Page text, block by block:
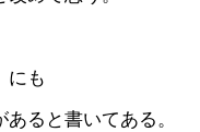
にも
ると書いてある。